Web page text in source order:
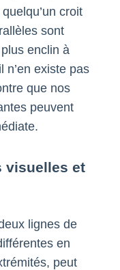
croit
sont
enclin à
n’en existe pas
que nos
peuvent
visuelles et
lignes de
en
peut